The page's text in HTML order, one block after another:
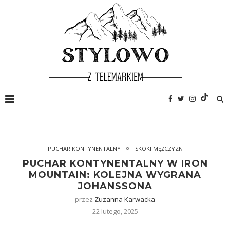
PUCHAR KONTYNENTALNY SKOKI MĘŻCZYZN
PUCHAR KONTYNENTALNY W IRON
MOUNTAIN: KOLEJNA WYGRANA
JOHANSSONA
przez Zuzanna Karwacka
22 lutego, 2025